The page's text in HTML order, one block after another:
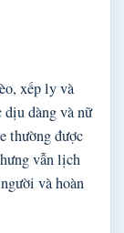
xếp ly và
dịu dàng và nữ
thường được
vẫn lịch
và hoàn